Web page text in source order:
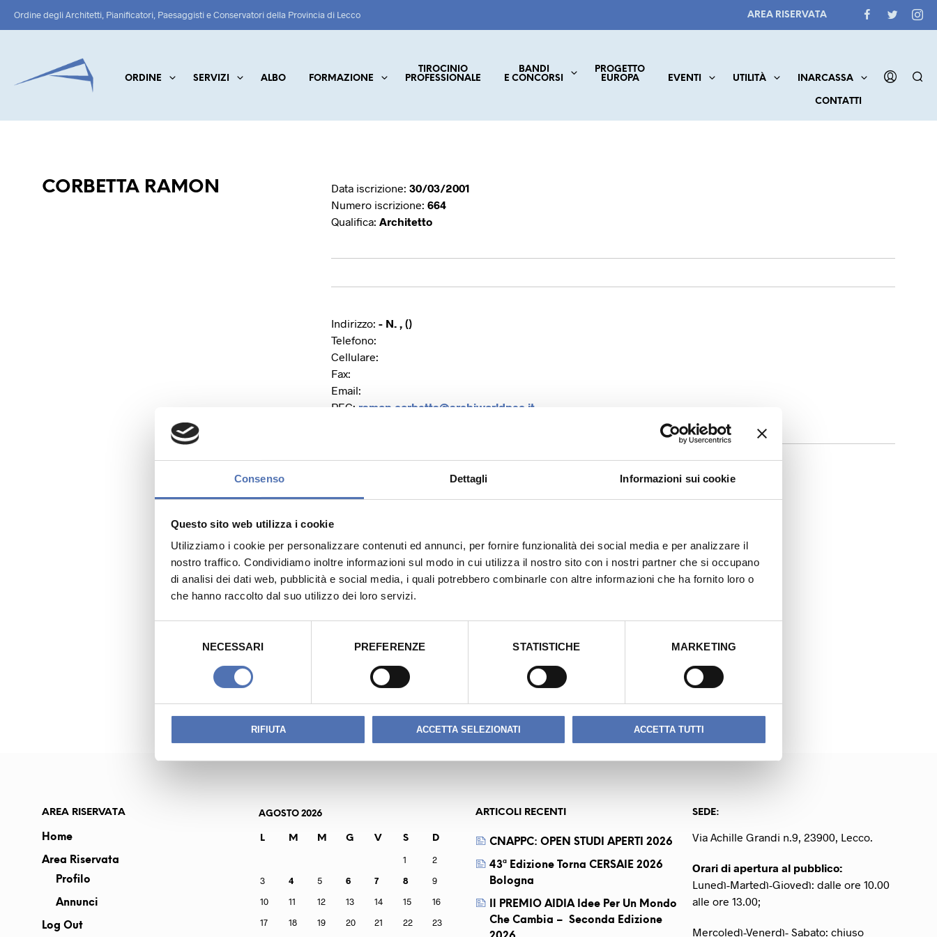
Consenso Dettagli Informazioni sui cookie
Questo sito web utilizza i cookie
Utilizziamo i cookie per personalizzare contenuti ed annunci, per fornire funzionalità dei social media e per analizzare il
nostro traffico. Condividiamo inoltre informazioni sul modo in cui utilizza il nostro sito con i nostri partner che si occupano
di analisi dei dati web, pubblicità e social media, i quali potrebbero combinarle con altre informazioni che ha fornito loro o
che hanno raccolto dal suo utilizzo dei loro servizi.
e
NECESSARI PREFERENZE STATISTICHE MARKETING
RIFIUTA ACCETTA SELEZIONATI ACCETTA TUTTI
Ordine degli Architetti, Pianificatori, Paesaggisti e Conservatori della Provincia di Lecco AREA RISERVATA
ORDINE SERVIZI ALBO FORMAZIONE
TIROCINIO
PROFESSIONALE
BANDI
E CONCORSI
PROGETTO
EUROPA
EVENTI UTILITÀ INARCASSA
CONTATTI
CORBETTA RAMON Data iscrizione: 30/03/2001
Numero iscrizione: 664
Qualifica: Architetto
Indirizzo: - N. , ()
Telefono:
Cellulare:
Fax:
Email:
PEC: ramon.corbetta@archiworldpec.it
Facebook:
Twitter:
Linkedin:
PREVIOUS READING
CONFALONIERI LUIGI
NEXT READING
CORTI FABIOLA
AREA RISERVATA
Home
Area Riservata
Profilo
Annunci
Log Out
AGOSTO 2026
L M M G V S D
1
2
3
4 5 6 7 8
9
10
11 12 13 14 15
16
17
18 19 20 21 22 23
ARTICOLI RECENTI
CNAPPC: OPEN STUDI APERTI 2026
43ª Edizione Torna CERSAIE 2026
Bologna
Il PREMIO AIDIA Idee Per Un Mondo
Che Cambia – Seconda Edizione
SEDE:
Via Achille Grandi n.9, 23900, Lecco.
Orari di apertura al pubblico:
Lunedì-Martedì-Giovedì: dalle ore 10.00
alle ore 13.00;
Mercoledì-Venerdì- Sabato: chiuso